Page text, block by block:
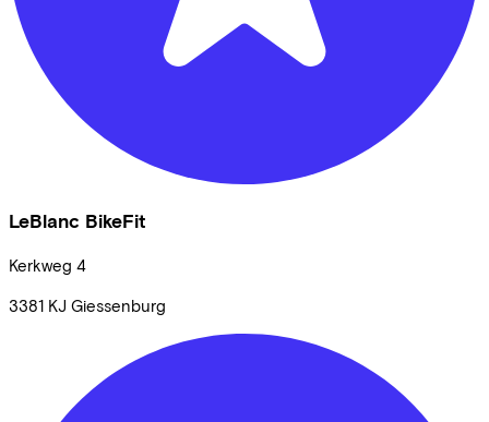
LeBlanc BikeFit
Kerkweg 4
3381 KJ Giessenburg